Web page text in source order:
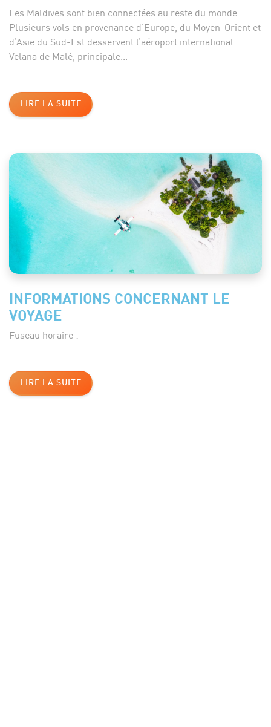
Les Maldives sont bien connectées au reste du monde.
Plusieurs vols en provenance d’Europe, du Moyen-Orient et
d’Asie du Sud-Est desservent l’aéroport international
Velana de Malé, principale...
LIRE LA SUITE
INFORMATIONS CONCERNANT LE
VOYAGE
Fuseau horaire :
LIRE LA SUITE